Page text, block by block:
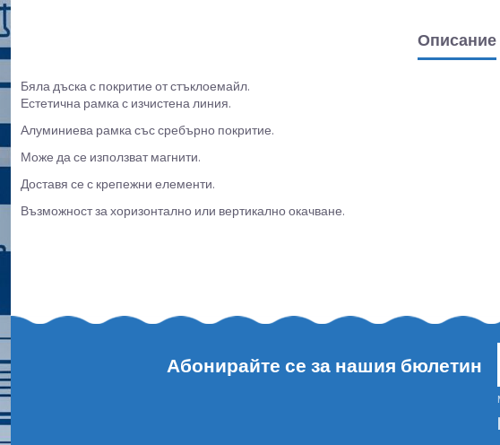
Описание
Бяла дъска с покритие от стъклоемайл.
Естетична рамка с изчистена линия.
Алуминиева рамка със сребърно покритие.
Може да се използват магнити.
Доставя се с крепежни елементи.
Възможност за хоризонтално или вертикално окачване.
Абонирайте се за нашия бюлетин